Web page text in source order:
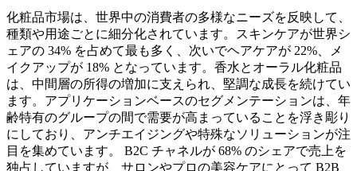
化粧品市場は、世界中の消費者の多様なニーズを反映して、
種類や用途ごとに細分化されています。スキンケアが世界シ
ェアの 34% を占めて最も多く、次いでヘアケアが 22%、メ
イクアップが 18% となっています。香水とオーラル化粧品
は、中間層の所得の増加に支えられ、堅調な成長を続けてい
ます。アプリケーションベースのセグメンテーションは、年
齢特有のグループの間で需要が高まっていることを浮き彫り
にしており、アンチエイジングや特殊なソリューションが注
目を集めています。 B2C チャネルが 68% のシェアで売上を
独占していますが、サロンやプロの美容ケアにとって B2B